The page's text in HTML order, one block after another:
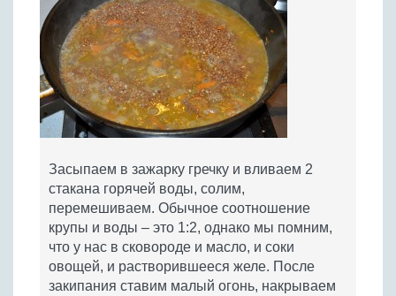
Засыпаем в зажарку гречку и вливаем 2
стакана горячей воды, солим,
перемешиваем. Обычное соотношение
крупы и воды – это 1:2, однако мы помним,
что у нас в сковороде и масло, и соки
овощей, и растворившееся желе. После
закипания ставим малый огонь, накрываем